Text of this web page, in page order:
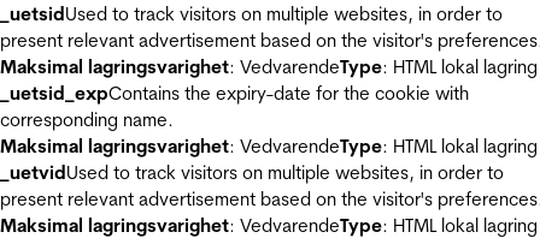
_uetsidUsed to track visitors on multiple websites, in order to
present relevant advertisement based on the visitor's
Maksimal lagringsvarighet: VedvarendeType: HTML lokal lagring
_uetsid_expContains the expiry-date for the cookie with
corresponding name.
Maksimal lagringsvarighet: VedvarendeType: HTML lokal lagring
_uetvidUsed to track visitors on multiple websites, in order to
present relevant advertisement based on the visitor's
Maksimal lagringsvarighet: VedvarendeType: HTML lokal lagring